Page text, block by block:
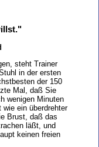
steht Trainer
in der ersten
der 150
Mal, daß Sie
wenigen Minuten
wie ein überdrehter
Brust, daß das
läßt, und
keinen freien